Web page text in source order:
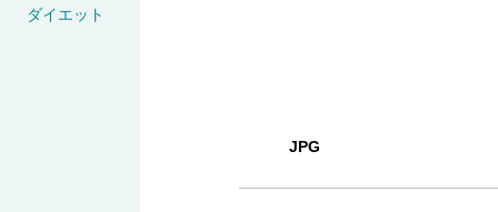
ダイエット
JPG